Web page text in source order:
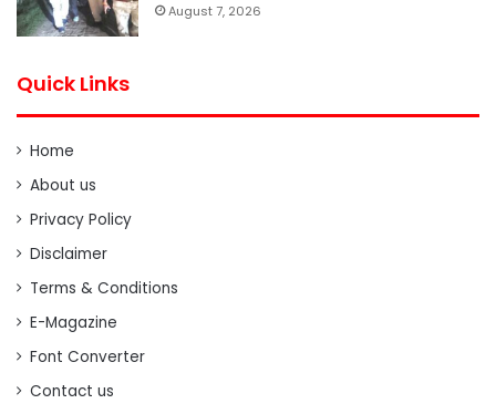
August 7, 2026
Quick Links
Home
About us
Privacy Policy
Disclaimer
Terms & Conditions
E-Magazine
Font Converter
Contact us